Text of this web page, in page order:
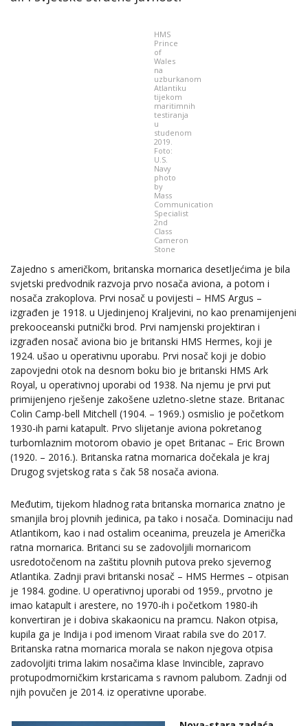
HMS
Prince
of
Wales
na
uzburkanom
Atlantiku
tijekom
maritimnih
testiranja
u
studenom
2019.
Foto:
U.S.
Navy
photo
by
Mass
Communication
Specialist
2nd
Class
Cameron
Stone
Zajedno s američkom, britanska mornarica desetljećima je bila
svjetski predvodnik razvoja prvo nosača aviona, a potom i
nosača zrakoplova. Prvi nosač u povijesti – HMS Argus –
izgrađen je 1918. u Ujedinjenoj Kraljevini, no kao prenamijenjeni
prekooceanski putnički brod. Prvi namjenski projektiran i
izgrađen nosač aviona bio je britanski HMS Hermes, koji je
1924. ušao u operativnu uporabu. Prvi nosač koji je dobio
zapovjedni otok na desnom boku bio je britanski HMS Ark
Royal, u operativnoj uporabi od 1938. Na njemu je prvi put
primijenjeno rješenje zakošene uzletno-sletne staze. Britanac
Colin Camp-bell Mitchell (1904. – 1969.) osmislio je početkom
1930-ih parni katapult. Prvo slijetanje aviona pokretanog
turbomlaznim motorom obavio je opet Britanac – Eric Brown
(1920. – 2016.). Britanska ratna mornarica dočekala je kraj
Drugog svjetskog rata s čak 58 nosača aviona.
Međutim, tijekom hladnog rata britanska mornarica znatno je
smanjila broj plovnih jedinica, pa tako i nosača. Dominaciju nad
Atlantikom, kao i nad ostalim oceanima, preuzela je Američka
ratna mornarica. Britanci su se zadovoljili mornaricom
usredotočenom na zaštitu plovnih putova preko sjevernog
Atlantika. Zadnji pravi britanski nosač – HMS Hermes – otpisan
je 1984. godine. U operativnoj uporabi od 1959., prvotno je
imao katapult i arestere, no 1970-ih i početkom 1980-ih
konvertiran je i dobiva skakaonicu na pramcu. Nakon otpisa,
kupila ga je Indija i pod imenom Viraat rabila sve do 2017.
Britanska ratna mornarica morala se nakon njegova otpisa
zadovoljiti trima lakim nosačima klase Invincible, zapravo
protupodmorničkim krstaricama s ravnom palubom. Zadnji od
njih povučen je 2014. iz operativne uporabe.